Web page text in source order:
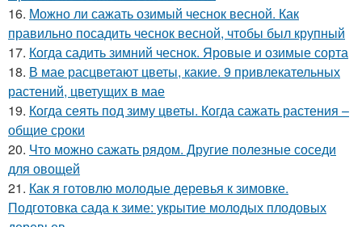
16. Можно ли сажать озимый чеснок весной. Как
правильно посадить чеснок весной, чтобы был крупный
17. Когда садить зимний чеснок. Яровые и озимые сорта
18. В мае расцветают цветы, какие. 9 привлекательных
растений, цветущих в мае
19. Когда сеять под зиму цветы. Когда сажать растения –
общие сроки
20. Что можно сажать рядом. Другие полезные соседи
для овощей
21. Как я готовлю молодые деревья к зимовке.
Подготовка сада к зиме: укрытие молодых плодовых